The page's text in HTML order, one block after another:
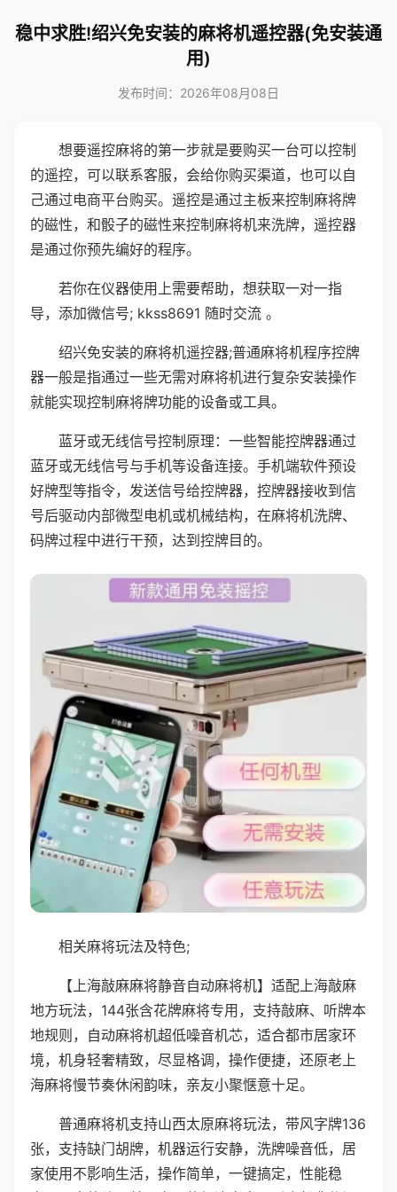
稳中求胜!绍兴免安装的麻将机遥控器(免安装通
用)
发布时间：2026年08月08日
想要遥控麻将的第一步就是要购买一台可以控制
的遥控，可以联系客服，会给你购买渠道，也可以自
己通过电商平台购买。遥控是通过主板来控制麻将牌
的磁性，和骰子的磁性来控制麻将机来洗牌，遥控器
是通过你预先编好的程序。
若你在仪器使用上需要帮助，想获取一对一指
导，添加微信号; kkss8691 随时交流 。
绍兴免安装的麻将机遥控器;普通麻将机程序控牌
器一般是指通过一些无需对麻将机进行复杂安装操作
就能实现控制麻将牌功能的设备或工具。
蓝牙或无线信号控制原理：一些智能控牌器通过
蓝牙或无线信号与手机等设备连接。手机端软件预设
好牌型等指令，发送信号给控牌器，控牌器接收到信
号后驱动内部微型电机或机械结构，在麻将机洗牌、
码牌过程中进行干预，达到控牌目的。
相关麻将玩法及特色;
【上海敲麻麻将静音自动麻将机】适配上海敲麻
地方玩法，144张含花牌麻将专用，支持敲麻、听牌本
地规则，自动麻将机超低噪音机芯，适合都市居家环
境，机身轻奢精致，尽显格调，操作便捷，还原老上
海麻将慢节奏休闲韵味，亲友小聚惬意十足。
普通麻将机支持山西太原麻将玩法，带风字牌136
张，支持缺门胡牌，机器运行安静，洗牌噪音低，居
家使用不影响生活，操作简单，一键搞定，性能稳